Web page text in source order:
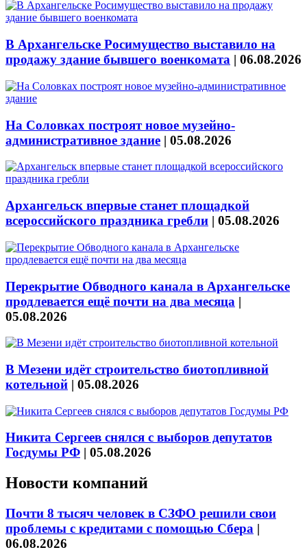
В Архангельске Росимущество выставило на
продажу здание бывшего военкомата | 06.08.2026
На Соловках построят новое музейно-
административное здание | 05.08.2026
Архангельск впервые станет площадкой
всероссийского праздника гребли | 05.08.2026
Перекрытие Обводного канала в Архангельске
продлевается ещё почти на два месяца |
05.08.2026
В Мезени идёт строительство биотопливной
котельной | 05.08.2026
Никита Сергеев снялся с выборов депутатов
Госдумы РФ | 05.08.2026
Новости компаний
Почти 8 тысяч человек в СЗФО решили свои
проблемы с кредитами с помощью Сбера |
06.08.2026